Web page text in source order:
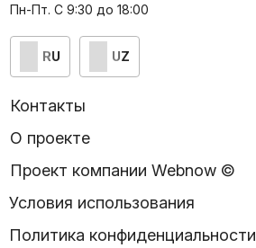
Пн-Пт. С 9:30 до 18:00
RU UZ
Контакты
О проекте
Проект компании Webnow ©
Условия использования
Политика конфиденциальности